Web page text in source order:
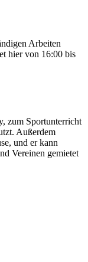
Arbeiten
hier von 16:00 bis
zum Sportunterricht
Außerdem
und er kann
Vereinen gemietet